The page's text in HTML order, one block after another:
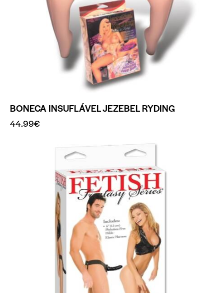
BONECA INSUFLÁVEL JEZEBEL RYDING
44.99€